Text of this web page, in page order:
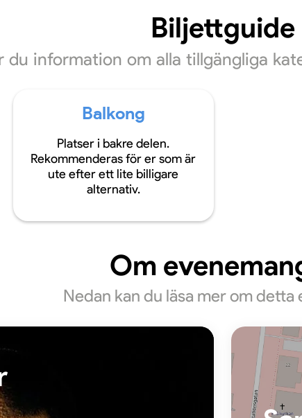
Biljettguide
du information om alla tillgängliga
Balkong
Platser i bakre delen.
Rekommenderas för er som är
ute efter ett lite billigare
alternativ.
Om
Nedan kan du läsa mer om detta